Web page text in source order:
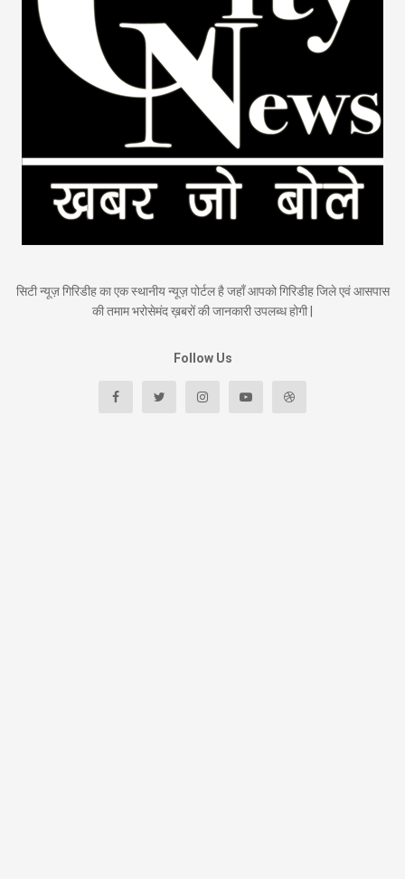
सिटी न्यूज़ गिरिडीह का एक स्थानीय न्यूज़ पोर्टल है जहाँ आपको गिरिडीह जिले एवं आसपास
की तमाम भरोसेमंद ख़बरों की जानकारी उपलब्ध होगी |
Follow Us